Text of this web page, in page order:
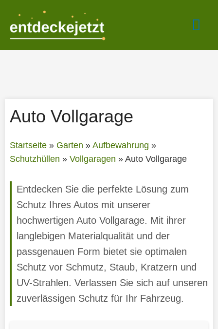
springen
Auto Vollgarage
Startseite» Garten » Aufbewahrung »
Schutzhüllen » Vollgaragen » Auto Vollgarage
Entdecken Sie die perfekte Lösung zum
Schutz Ihres Autos mit unserer
hochwertigen Auto Vollgarage. Mit ihrer
langlebigen Materialqualität und der
passgenauen Form bietet sie optimalen
Schutz vor Schmutz, Staub, Kratzern und
UV-Strahlen. Verlassen Sie sich auf unseren
zuverlässigen Schutz für Ihr Fahrzeug.